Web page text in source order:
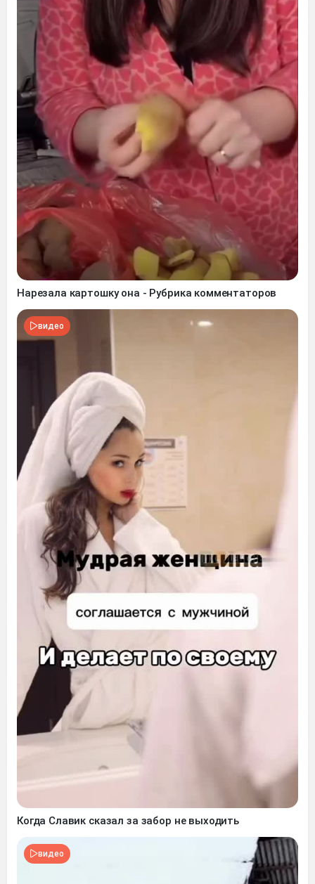
Нарезала картошку она - Рубрика комментаторов
видео
Когда Славик сказал за забор не выходить
видео